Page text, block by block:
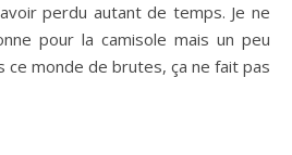
perdu autant de temps. Je ne
pour la camisole mais un peu
ce monde de brutes, ça ne fait pas